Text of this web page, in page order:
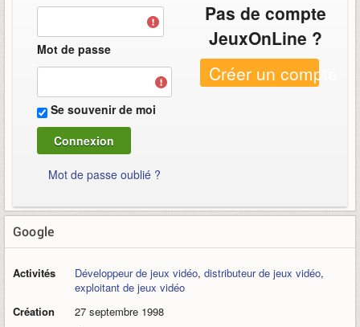
Mot de passe
Se souvenir de moi
Mot de passe oublié ?
Pas de compte
JeuxOnLine ?
Créer un compte
Google
Activités Développeur de jeux vidéo, distributeur de jeux vidéo,
exploitant de jeux vidéo
Création
27 septembre 1998